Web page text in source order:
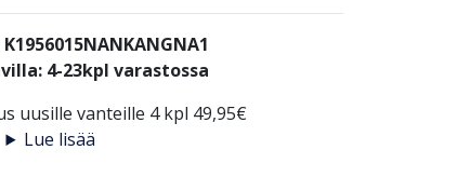
4-23kpl varastossa
uusille vanteille 4 kpl 49,95€
Lue lisää